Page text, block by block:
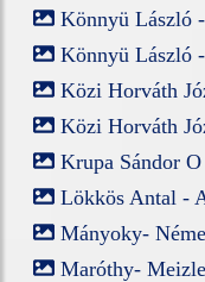
Könnyü László
Könnyü László
Közi Horváth
Közi Horváth
Krupa Sándor
Lökkös Antal -
Mányoky-
Maróthy-